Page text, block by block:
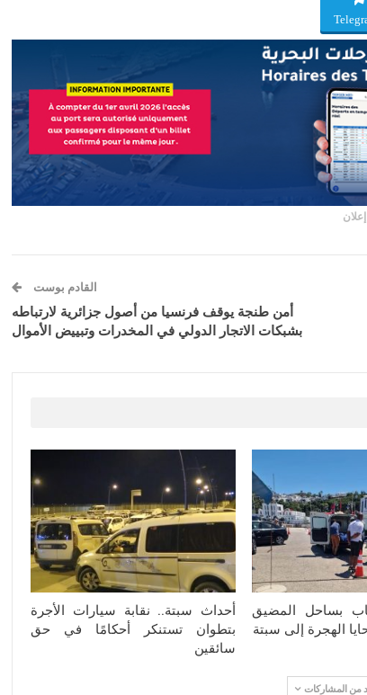
إعلان
القادم بوست
أمن طنجة يوقف فرنسيا من أصول جزائرية لارتباطه
بشبكات الاتجار الدولي في المخدرات وتبييض الأموال
بساحل المضيق
الهجرة إلى سبتة
أحداث سبتة.. نقابة سيارات الأجرة
بتطوان تستنكر أحكامًا في حق
سائقين
من المشاركات